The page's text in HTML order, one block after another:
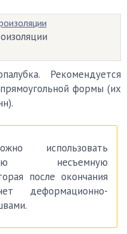
Рекомендуется
формы (их
использовать
несъемную
после окончания
деформационно-